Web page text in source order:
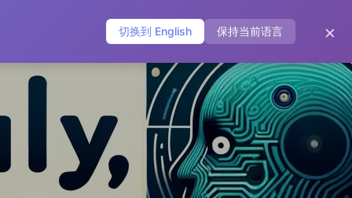
切换到 English 保持当前语言 ×
Categorías Enlaces Acerca de